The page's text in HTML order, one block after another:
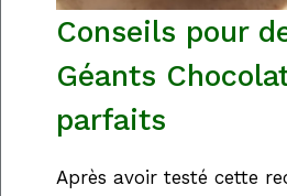
Conseils pour
Géants
parfaits
Après avoir testé cette